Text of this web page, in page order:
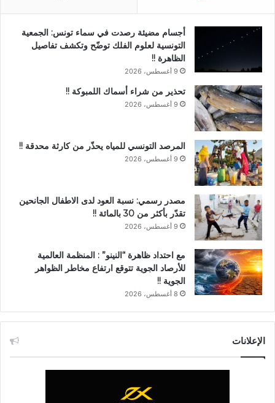
أجسام مضيئة رصدت في سماء تونس: الجمعية
التونسية لعلوم الفلك توضّح وتكشف تفاصيل
الظاهرة !!
9 أغسطس، 2026
تحذير من شراء أسماك اللمبوكة !!
9 أغسطس، 2026
المرصد التونسي للمياه يحذّر من كارثة محدقة !!
9 أغسطس، 2026
مصدر رسمي: نسبة العود لدى الاطفال الجانحين
تقدّر بأكثر من 30 بالمائة !!
9 أغسطس، 2026
مع احتداد ظاهرة “النينو” : المنظمة العالمية
للأرصاد الجوية تتوقع ارتفاع مخاطر الظواهر
الجوية !!
8 أغسطس، 2026
الإعلانات